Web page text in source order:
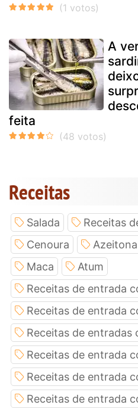
A
feita
Receitas
Salada
Receitas
Cenoura
Azeitona
Maca
Atum
Receitas de entrada
Receitas de entrada
Receitas de entradas
Receitas de entrada
Receitas de entrada
Receitas de entrada